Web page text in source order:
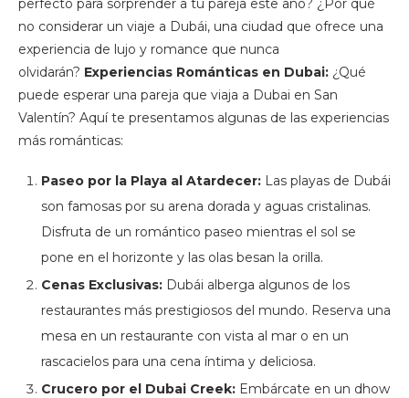
perfecto para sorprender a tu pareja este año? ¿Por qué
no considerar un viaje a Dubái, una ciudad que ofrece una
experiencia de lujo y romance que nunca
olvidarán? Experiencias Románticas en Dubai: ¿Qué
puede esperar una pareja que viaja a Dubai en San
Valentín? Aquí te presentamos algunas de las experiencias
más románticas:
Paseo por la Playa al Atardecer: Las playas de Dubái
son famosas por su arena dorada y aguas cristalinas.
Disfruta de un romántico paseo mientras el sol se
pone en el horizonte y las olas besan la orilla.
Cenas Exclusivas: Dubái alberga algunos de los
restaurantes más prestigiosos del mundo. Reserva una
mesa en un restaurante con vista al mar o en un
rascacielos para una cena íntima y deliciosa.
Crucero por el Dubai Creek: Embárcate en un dhow